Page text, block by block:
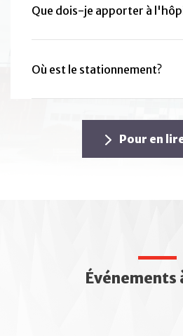
Que dois-je apporter à
Où est le stationnement?
Pour en
Événements